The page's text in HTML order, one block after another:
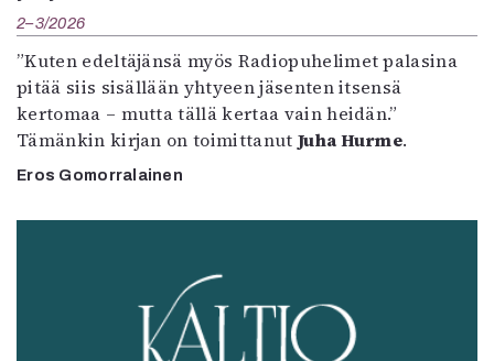
2–3/2026
”Kuten edeltäjänsä myös Radiopuhelimet palasina
pitää siis sisällään yhtyeen jäsenten itsensä
kertomaa – mutta tällä kertaa vain heidän.”
Tämänkin kirjan on toimittanut Juha Hurme.
Eros Gomorralainen